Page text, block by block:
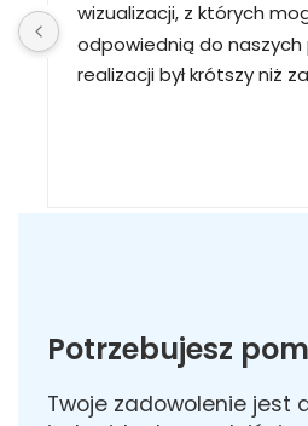
wizualizacji, z których
odpowiednią do naszych
realizacji był krótszy niż
Potrzebujesz
Twoje zadowolenie jest